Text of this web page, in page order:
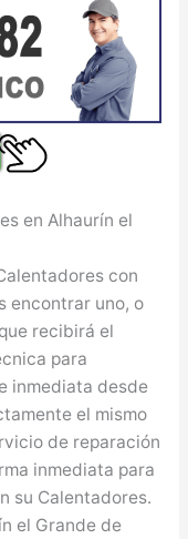
en Alhaurín el
con
encontrar uno, o
recibirá el
para
inmediata desde
el mismo
de reparación
inmediata para
su Calentadores.
el Grande de